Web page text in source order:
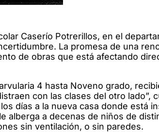
Caserío Potrerillos, en el
La promesa de una
de obras que está afectando
4 hasta Noveno grado,
con las clases del otro lado”,
días a la nueva casa donde está
alberga a decenas de niños de
sin ventilación, o sin paredes.